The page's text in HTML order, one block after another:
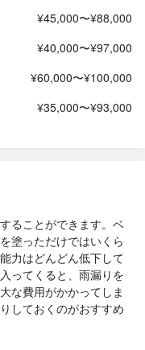
¥45,000〜¥88,000
¥40,000〜¥97,000
¥60,000〜¥100,000
¥35,000〜¥93,000
ることができます。ベ
塗っただけではいくら
力はどんどん低下して
ってくると、雨漏りを
な費用がかかってしま
しておくのがおすすめ